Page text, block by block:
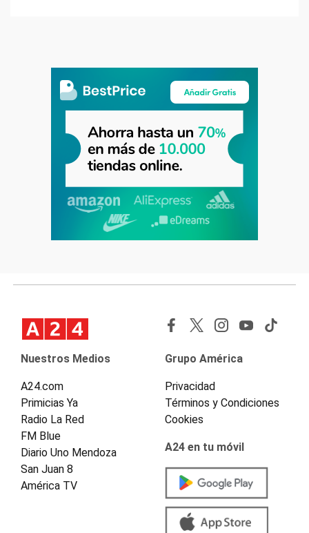
Nuestros Medios
A24.com
Primicias Ya
Radio La Red
FM Blue
Diario Uno Mendoza
San Juan 8
América TV
Grupo América
Privacidad
Términos y Condiciones
Cookies
A24 en tu móvil